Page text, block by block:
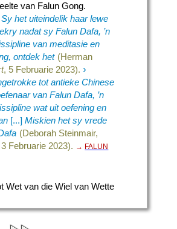
van Falun Gong.
Sy het uiteindelik haar lewe
nadat sy Falun Dafa, ’n
van meditasie en
ontdek het (Herman
, 5 Februarie 2023). ›
tot antieke Chinese
van Falun Dafa, ’n
wat uit oefening en
[...] Miskien het sy vrede
(Deborah Steinmair,
Februarie 2023). → FALUN
Wet van die Wiel van Wette